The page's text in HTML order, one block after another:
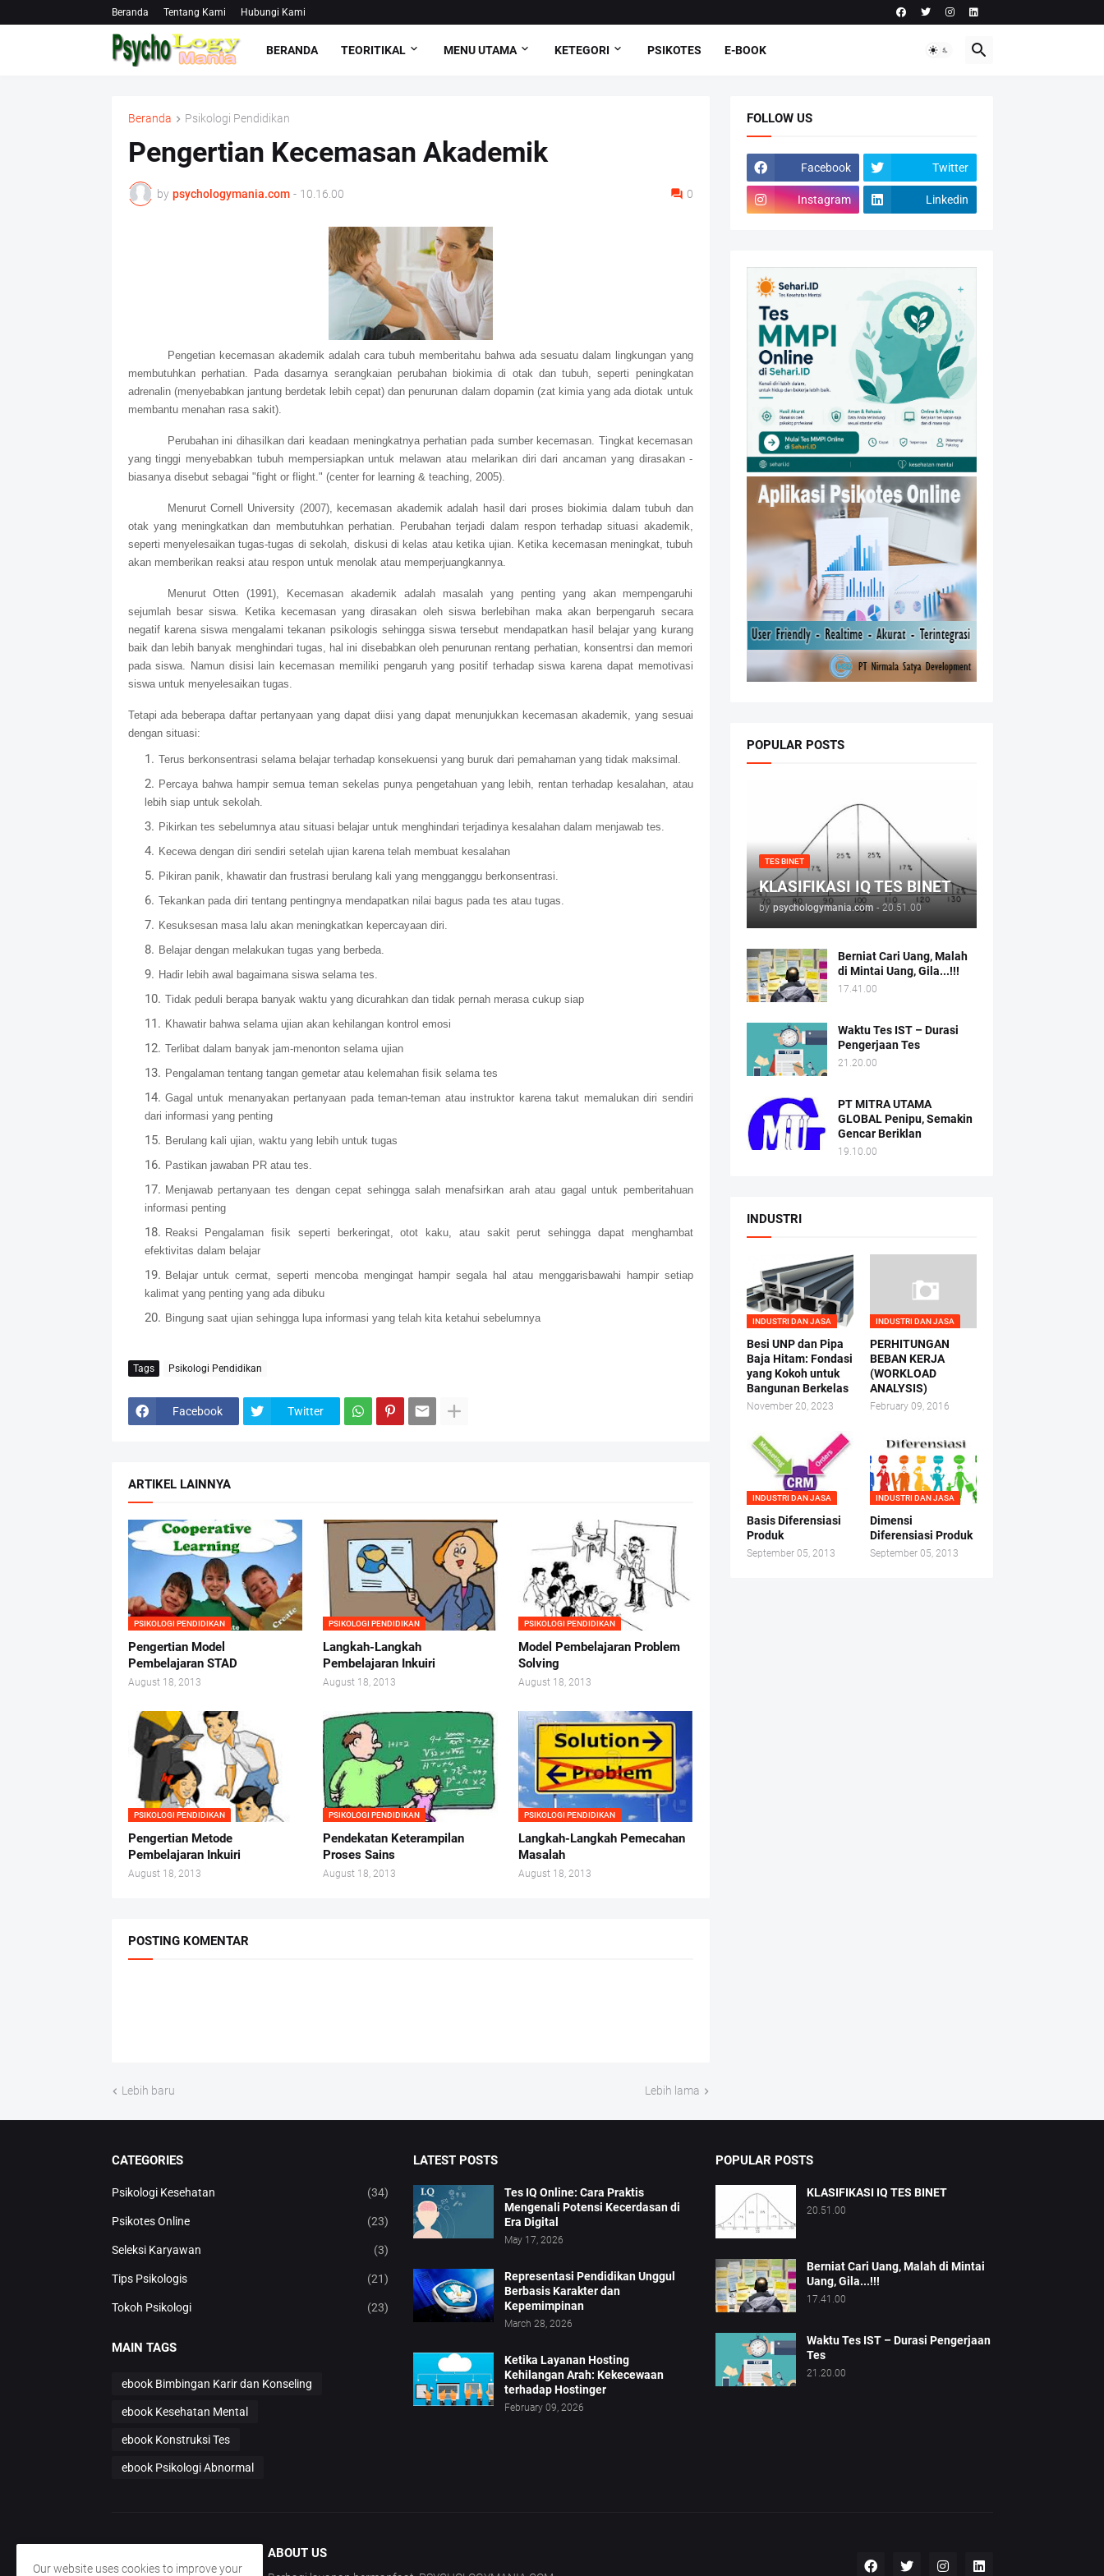
Beranda Tentang Kami Hubungi Kami
BERANDA TEORITIKAL MENU UTAMA KETEGORI PSIKOTES E-BOOK
Beranda Psikologi Pendidikan
Pengertian Kecemasan Akademik
by psychologymania.com - 10.16.00 0
Pengetian kecemasan akademik adalah cara tubuh memberitahu bahwa ada sesuatu dalam lingkungan yang
membutuhkan perhatian. Pada dasarnya serangkaian perubahan biokimia di otak dan tubuh, seperti peningkatan
adrenalin (menyebabkan jantung berdetak lebih cepat) dan penurunan dalam dopamin (zat kimia yang ada diotak untuk
membantu menahan rasa sakit).
Perubahan ini dihasilkan dari keadaan meningkatnya perhatian pada sumber kecemasan. Tingkat kecemasan
yang tinggi menyebabkan tubuh mempersiapkan untuk melawan atau melarikan diri dari ancaman yang dirasakan -
biasanya disebut sebagai "fight or flight." (center for learning & teaching, 2005).
Menurut Cornell University (2007), kecemasan akademik adalah hasil dari proses biokimia dalam tubuh dan
otak yang meningkatkan dan membutuhkan perhatian. Perubahan terjadi dalam respon terhadap situasi akademik,
seperti menyelesaikan tugas-tugas di sekolah, diskusi di kelas atau ketika ujian. Ketika kecemasan meningkat, tubuh
akan memberikan reaksi atau respon untuk menolak atau memperjuangkannya.
Menurut Otten (1991), Kecemasan akademik adalah masalah yang penting yang akan mempengaruhi
sejumlah besar siswa. Ketika kecemasan yang dirasakan oleh siswa berlebihan maka akan berpengaruh secara
negatif karena siswa mengalami tekanan psikologis sehingga siswa tersebut mendapatkan hasil belajar yang kurang
baik dan lebih banyak menghindari tugas, hal ini disebabkan oleh penurunan rentang perhatian, konsentrsi dan memori
pada siswa. Namun disisi lain kecemasan memiliki pengaruh yang positif terhadap siswa karena dapat memotivasi
siswa untuk menyelesaikan tugas.
Tetapi ada beberapa daftar pertanyaan yang dapat diisi yang dapat menunjukkan kecemasan akademik, yang sesuai
dengan situasi:
Terus berkonsentrasi selama belajar terhadap konsekuensi yang buruk dari pemahaman yang tidak maksimal.
Percaya bahwa hampir semua teman sekelas punya pengetahuan yang lebih, rentan terhadap kesalahan, atau
lebih siap untuk sekolah.
Pikirkan tes sebelumnya atau situasi belajar untuk menghindari terjadinya kesalahan dalam menjawab tes.
Kecewa dengan diri sendiri setelah ujian karena telah membuat kesalahan
Pikiran panik, khawatir dan frustrasi berulang kali yang mengganggu berkonsentrasi.
Tekankan pada diri tentang pentingnya mendapatkan nilai bagus pada tes atau tugas.
Kesuksesan masa lalu akan meningkatkan kepercayaan diri.
Belajar dengan melakukan tugas yang berbeda.
Hadir lebih awal bagaimana siswa selama tes.
Tidak peduli berapa banyak waktu yang dicurahkan dan tidak pernah merasa cukup siap
Khawatir bahwa selama ujian akan kehilangan kontrol emosi
Terlibat dalam banyak jam-menonton selama ujian
Pengalaman tentang tangan gemetar atau kelemahan fisik selama tes
Gagal untuk menanyakan pertanyaan pada teman-teman atau instruktor karena takut memalukan diri sendiri
dari informasi yang penting
Berulang kali ujian, waktu yang lebih untuk tugas
Pastikan jawaban PR atau tes.
Menjawab pertanyaan tes dengan cepat sehingga salah menafsirkan arah atau gagal untuk pemberitahuan
informasi penting
Reaksi Pengalaman fisik seperti berkeringat, otot kaku, atau sakit perut sehingga dapat menghambat
efektivitas dalam belajar
Belajar untuk cermat, seperti mencoba mengingat hampir segala hal atau menggarisbawahi hampir setiap
kalimat yang penting yang ada dibuku
Bingung saat ujian sehingga lupa informasi yang telah kita ketahui sebelumnya
Tags Psikologi Pendidikan
Facebook Twitter
ARTIKEL LAINNYA
PSIKOLOGI PENDIDIKAN
Pengertian Model
Pembelajaran STAD
August 18, 2013
PSIKOLOGI PENDIDIKAN
Langkah-Langkah
Pembelajaran Inkuiri
August 18, 2013
PSIKOLOGI PENDIDIKAN
Model Pembelajaran Problem
Solving
August 18, 2013
PSIKOLOGI PENDIDIKAN
Pengertian Metode
Pembelajaran Inkuiri
August 18, 2013
PSIKOLOGI PENDIDIKAN
Pendekatan Keterampilan
Proses Sains
August 18, 2013
PSIKOLOGI PENDIDIKAN
Langkah-Langkah Pemecahan
Masalah
August 18, 2013
POSTING KOMENTAR
Lebih baru Lebih lama
FOLLOW US
Facebook Twitter
Instagram Linkedin
POPULAR POSTS
TES BINET
KLASIFIKASI IQ TES BINET
by psychologymania.com - 20.51.00
Berniat Cari Uang, Malah
di Mintai Uang, Gila...!!!
17.41.00
Waktu Tes IST – Durasi
Pengerjaan Tes
21.20.00
PT MITRA UTAMA
GLOBAL Penipu, Semakin
Gencar Beriklan
19.10.00
INDUSTRI
INDUSTRI DAN JASA
Besi UNP dan Pipa
Baja Hitam: Fondasi
yang Kokoh untuk
Bangunan Berkelas
November 20, 2023
INDUSTRI DAN JASA
PERHITUNGAN
BEBAN KERJA
(WORKLOAD
ANALYSIS)
February 09, 2016
INDUSTRI DAN JASA
Basis Diferensiasi
Produk
September 05, 2013
INDUSTRI DAN JASA
Dimensi
Diferensiasi Produk
September 05, 2013
CATEGORIES
Psikologi Kesehatan (34)
Psikotes Online (23)
Seleksi Karyawan (3)
Tips Psikologis (21)
Tokoh Psikologi (23)
MAIN TAGS
ebook Bimbingan Karir dan Konseling
ebook Kesehatan Mental
ebook Konstruksi Tes
ebook Psikologi Abnormal
LATEST POSTS
Tes IQ Online: Cara Praktis
Mengenali Potensi Kecerdasan di
Era Digital
May 17, 2026
Representasi Pendidikan Unggul
Berbasis Karakter dan
Kepemimpinan
March 28, 2026
Ketika Layanan Hosting
Kehilangan Arah: Kekecewaan
terhadap Hostinger
February 09, 2026
POPULAR POSTS
KLASIFIKASI IQ TES BINET
20.51.00
Berniat Cari Uang, Malah di Mintai
Uang, Gila...!!!
17.41.00
Waktu Tes IST – Durasi Pengerjaan
Tes
21.20.00
ABOUT US
Our website uses cookies to improve your